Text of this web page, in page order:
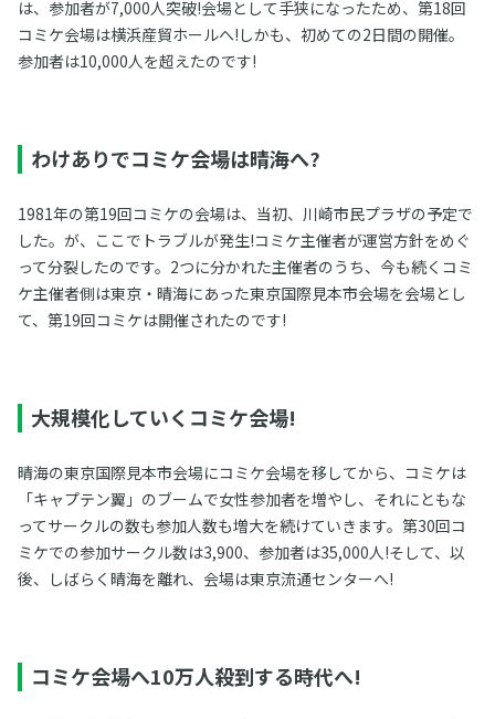
は、参加者が7,000人突破!会場として手狭になったため、第18回
コミケ会場は横浜産貿ホールへ!しかも、初めての2日間の開催。
参加者は10,000人を超えたのです!
わけありでコミケ会場は晴海へ?
1981年の第19回コミケの会場は、当初、川崎市民プラザの予定で
した。が、ここでトラブルが発生!コミケ主催者が運営方針をめぐ
って分裂したのです。2つに分かれた主催者のうち、今も続くコミ
ケ主催者側は東京・晴海にあった東京国際見本市会場を会場とし
て、第19回コミケは開催されたのです!
大規模化していくコミケ会場!
晴海の東京国際見本市会場にコミケ会場を移してから、コミケは
「キャプテン翼」のブームで女性参加者を増やし、それにともな
ってサークルの数も参加人数も増大を続けていきます。第30回コ
ミケでの参加サークル数は3,900、参加者は35,000人!そして、以
後、しばらく晴海を離れ、会場は東京流通センターへ!
コミケ会場へ10万人殺到する時代へ!